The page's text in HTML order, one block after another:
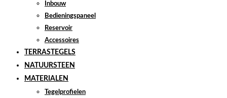
Inbouw
Bedieningspaneel
Reservoir
Accessoires
TERRASTEGELS
NATUURSTEEN
MATERIALEN
Tegelprofielen